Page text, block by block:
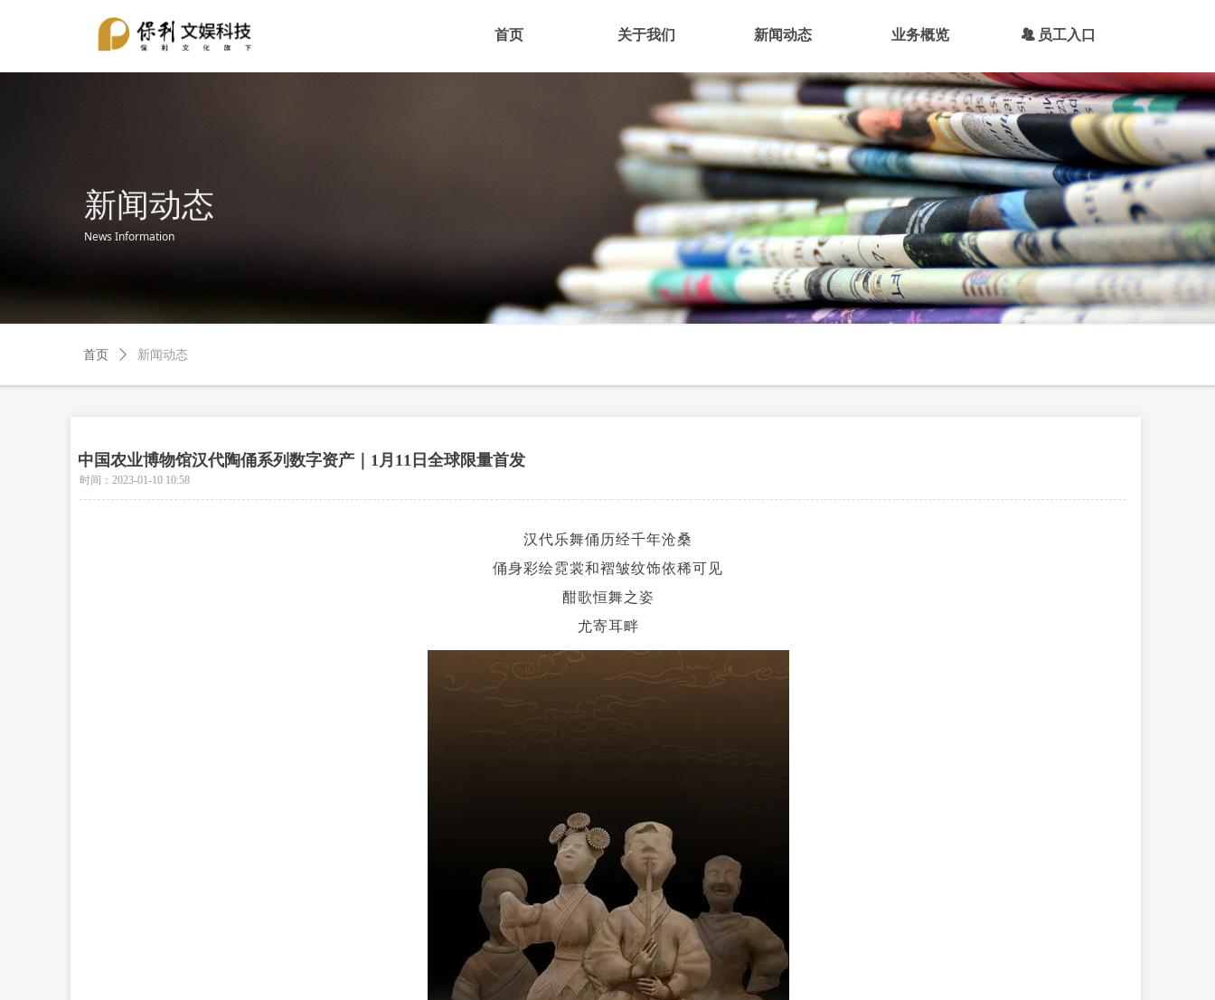
首页 关于我们 新闻动态 业务概览 뀡 员工入口
新闻动态
News Information
首页 ꄲ 新闻动态
中国农业博物馆汉代陶俑系列数字资产｜1月11日全球限量首发
时间： 2023-01-10 10:58
汉代乐舞俑历经千年沧桑
俑身彩绘霓裳和褶皱纹饰依稀可见
酣歌恒舞之姿
尤寄耳畔
新闻动态
NEWS INFORMATION